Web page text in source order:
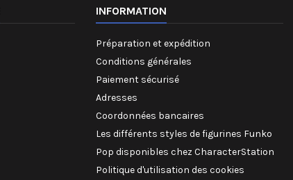
INFORMATION
Préparation et expédition
Conditions générales
Paiement sécurisé
Adresses
Coordonnées bancaires
Les différents styles de figurines Funko
Pop disponibles chez CharacterStation
Politique d'utilisation des cookies